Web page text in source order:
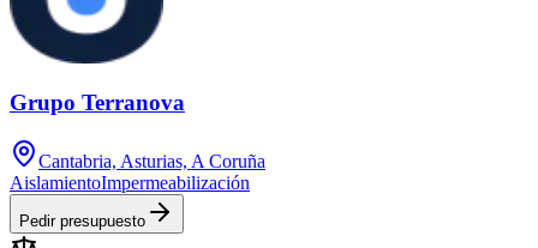
Grupo Terranova
Cantabria, Asturias, A Coruña
AislamientoImpermeabilización
Pedir presupuesto